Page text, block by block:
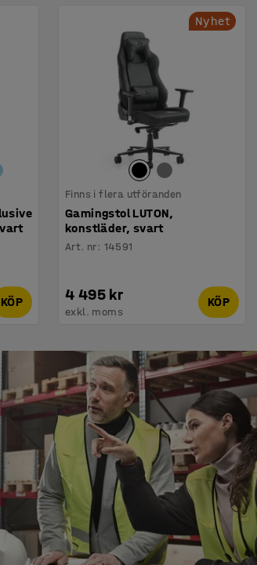
KÖP
Nyhet
Finns i flera utföranden
Gamingstol LUTON,
konstläder, svart
Art. nr: 14591
4 495 kr
exkl. moms
KÖP